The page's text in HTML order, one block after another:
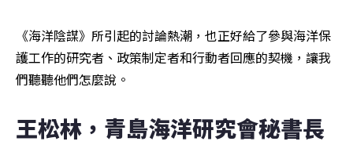
《海洋陰謀》所引起的討論熱潮，也正好給了參與海洋保
護工作的研究者、政策制定者和行動者回應的契機，讓我
們聽聽他們怎麼說。
王松林，青島海洋研究會秘書長